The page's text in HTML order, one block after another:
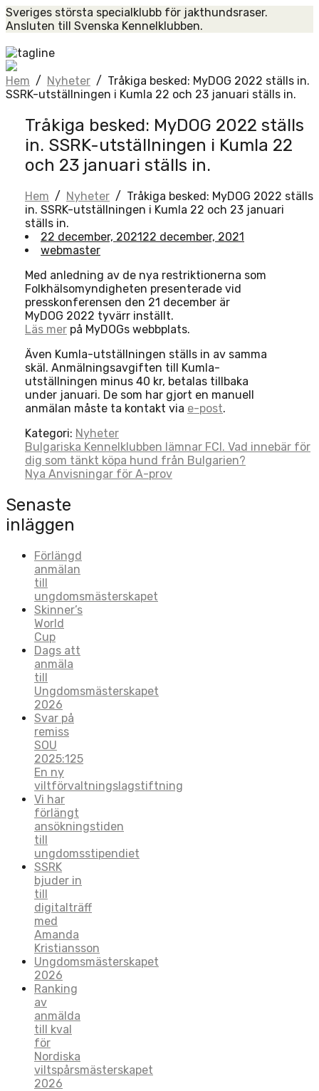
Skip
to
Sveriges största specialklubb för jakthundsraser.
Ansluten till Svenska Kennelklubben.
Hem / Nyheter / Tråkiga besked: MyDOG 2022 ställs in.
SSRK-utställningen i Kumla 22 och 23 januari ställs in.
Tråkiga besked: MyDOG 2022 ställs
in. SSRK-utställningen i Kumla 22
och 23 januari ställs in.
Hem / Nyheter / Tråkiga besked: MyDOG 2022 ställs
in. SSRK-utställningen i Kumla 22 och 23 januari
ställs in.
22 december, 202122 december, 2021
webmaster
Med anledning av de nya restriktionerna som
Folkhälsomyndigheten presenterade vid
presskonferensen den 21 december är
MyDOG 2022 tyvärr inställt.
Läs mer på MyDOGs webbplats.
Även Kumla-utställningen ställs in av samma
skäl. Anmälningsavgiften till Kumla-
utställningen minus 40 kr, betalas tillbaka
under januari. De som har gjort en manuell
anmälan måste ta kontakt via e-post.
Kategori: Nyheter
Post
navigation
Bulgariska Kennelklubben lämnar FCI. Vad innebär för
dig som tänkt köpa hund från Bulgarien?
Nya Anvisningar för A-prov
Senaste
inläggen
Förlängd
anmälan
till
ungdomsmästerskapet
Skinner’s
World
Cup
Dags att
anmäla
till
Ungdomsmästerskapet
2026
Svar på
remiss
SOU
2025:125
En ny
viltförvaltningslagstiftning
Vi har
förlängt
ansökningstiden
till
ungdomsstipendiet
SSRK
bjuder in
till
digitalträff
med
Amanda
Kristiansson
Ungdomsmästerskapet
2026
Ranking
av
anmälda
till kval
för
Nordiska
viltspårsmästerskapet
2026